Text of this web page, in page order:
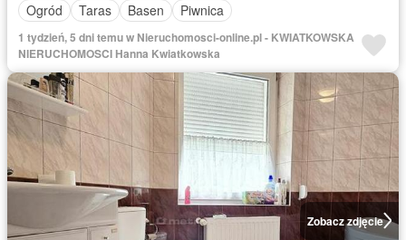
Ogród
Taras Basen Piwnica
1 tydzień, 5 dni temu w Nieruchomosci-online.pl - KWIATKOWSKA
NIERUCHOMOSCI Hanna Kwiatkowska
Zobacz zdjęcie